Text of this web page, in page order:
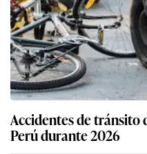
Accidentes de tránsito
Perú durante 2026